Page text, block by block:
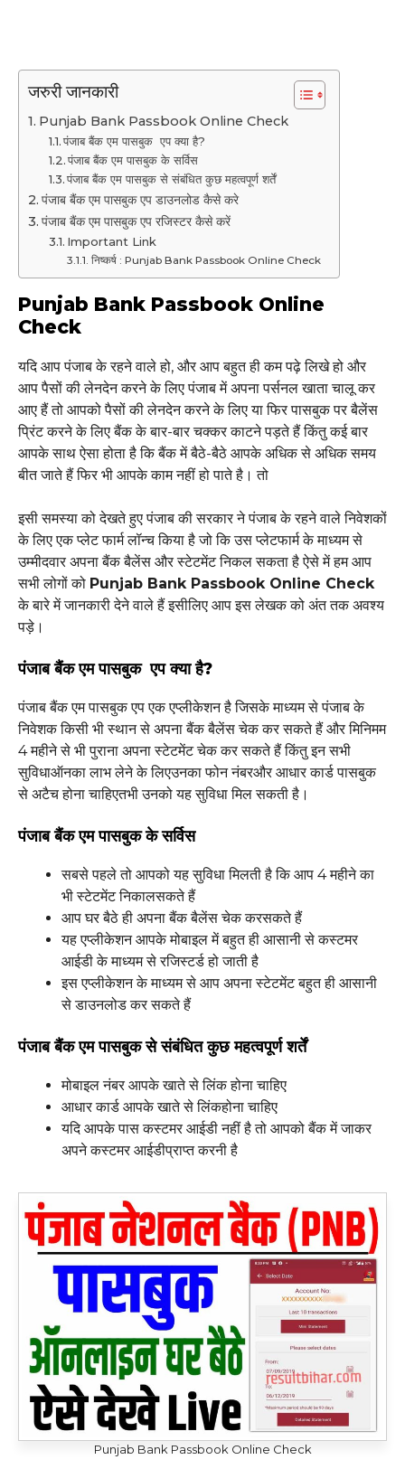
जरुरी जानकारी
Punjab Bank Passbook Online Check
पंजाब बैंक एम पासबुक एप क्या है?
पंजाब बैंक एम पासबुक के सर्विस
पंजाब बैंक एम पासबुक से संबंधित कुछ महत्वपूर्ण शर्तें
पंजाब बैंक एम पासबुक एप डाउनलोड कैसे करे
पंजाब बैंक एम पासबुक एप रजिस्टर कैसे करें
Important Link
निष्कर्ष : Punjab Bank Passbook Online Check
Punjab Bank Passbook Online
Check
यदि आप पंजाब के रहने वाले हो, और आप बहुत ही कम पढ़े लिखे हो और
आप पैसों की लेनदेन करने के लिए पंजाब में अपना पर्सनल खाता चालू कर
आए हैं तो आपको पैसों की लेनदेन करने के लिए या फिर पासबुक पर बैलेंस
प्रिंट करने के लिए बैंक के बार-बार चक्कर काटने पड़ते हैं किंतु कई बार
आपके साथ ऐसा होता है कि बैंक में बैठे-बैठे आपके अधिक से अधिक समय
बीत जाते हैं फिर भी आपके काम नहीं हो पाते है। तो
इसी समस्या को देखते हुए पंजाब की सरकार ने पंजाब के रहने वाले निवेशकों
के लिए एक प्लेट फार्म लॉन्च किया है जो कि उस प्लेटफार्म के माध्यम से
उम्मीदवार अपना बैंक बैलेंस और स्टेटमेंट निकल सकता है ऐसे में हम आप
सभी लोगों को Punjab Bank Passbook Online Check
के बारे में जानकारी देने वाले हैं इसीलिए आप इस लेखक को अंत तक अवश्य
पड़े।
पंजाब बैंक एम पासबुक एप क्या है?
पंजाब बैंक एम पासबुक एप एक एप्लीकेशन है जिसके माध्यम से पंजाब के
निवेशक किसी भी स्थान से अपना बैंक बैलेंस चेक कर सकते हैं और मिनिमम
4 महीने से भी पुराना अपना स्टेटमेंट चेक कर सकते हैं किंतु इन सभी
सुविधाऑनका लाभ लेने के लिएउनका फोन नंबरऔर आधार कार्ड पासबुक
से अटैच होना चाहिएतभी उनको यह सुविधा मिल सकती है।
पंजाब बैंक एम पासबुक के सर्विस
सबसे पहले तो आपको यह सुविधा मिलती है कि आप 4 महीने का
भी स्टेटमेंट निकालसकते हैं
आप घर बैठे ही अपना बैंक बैलेंस चेक करसकते हैं
यह एप्लीकेशन आपके मोबाइल में बहुत ही आसानी से कस्टमर
आईडी के माध्यम से रजिस्टर्ड हो जाती है
इस एप्लीकेशन के माध्यम से आप अपना स्टेटमेंट बहुत ही आसानी
से डाउनलोड कर सकते हैं
पंजाब बैंक एम पासबुक से संबंधित कुछ महत्वपूर्ण शर्तें
मोबाइल नंबर आपके खाते से लिंक होना चाहिए
आधार कार्ड आपके खाते से लिंकहोना चाहिए
यदि आपके पास कस्टमर आईडी नहीं है तो आपको बैंक में जाकर
अपने कस्टमर आईडीप्राप्त करनी है
Punjab Bank Passbook Online Check